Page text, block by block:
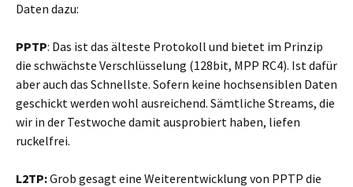
Daten dazu:
PPTP: Das ist das älteste Protokoll und bietet im Prinzip
die schwächste Verschlüsselung (128bit, MPP RC4). Ist dafür
aber auch das Schnellste. Sofern keine hochsensiblen Daten
geschickt werden wohl ausreichend. Sämtliche Streams, die
wir in der Testwoche damit ausprobiert haben, liefen
ruckelfrei.
L2TP:Grob gesagt eine Weiterentwicklung von PPTP die